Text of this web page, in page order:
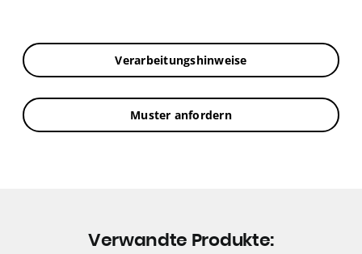
Verarbeitungshinweise
Muster anfordern
Verwandte Produkte: